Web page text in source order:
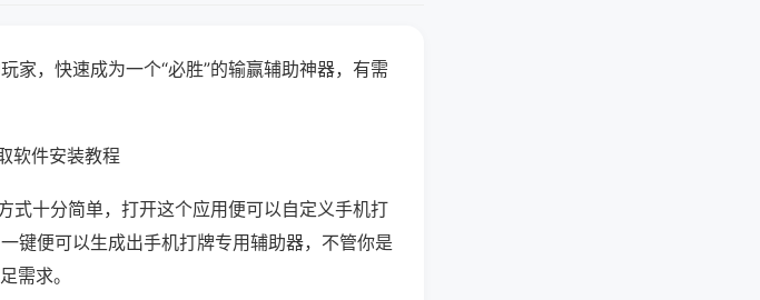
家，快速成为一个“必胜”的输赢辅助神器，有需
软件安装教程
式十分简单，打开这个应用便可以自定义手机打
键便可以生成出手机打牌专用辅助器，不管你是
需求。